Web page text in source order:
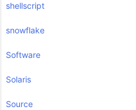
shellscript
snowflake
Software
Solaris
Source